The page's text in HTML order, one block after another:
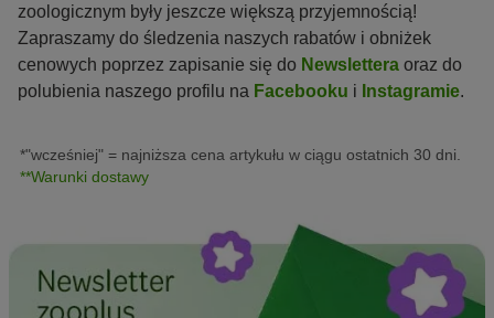
zoologicznym były jeszcze większą przyjemnością!
Zapraszamy do śledzenia naszych rabatów i obniżek
cenowych poprzez zapisanie się do Newslettera oraz do
polubienia naszego profilu na Facebooku i Instagramie.
*"wcześniej" = najniższa cena artykułu w ciągu ostatnich 30 dni.
**Warunki dostawy